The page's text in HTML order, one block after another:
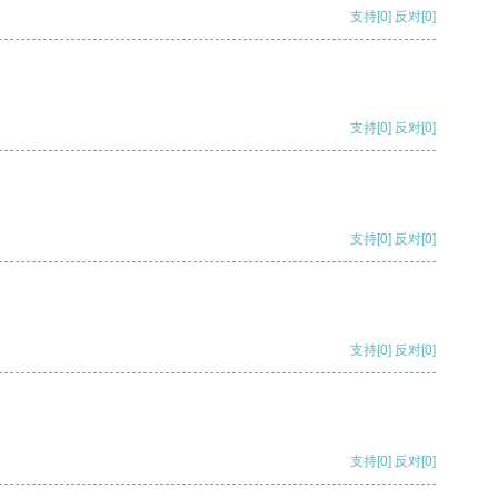
支持[0] 反对[0]
支持[0] 反对[0]
支持[0] 反对[0]
支持[0] 反对[0]
支持[0] 反对[0]